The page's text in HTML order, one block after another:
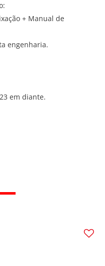
+ Manual de
engenharia.
em diante.